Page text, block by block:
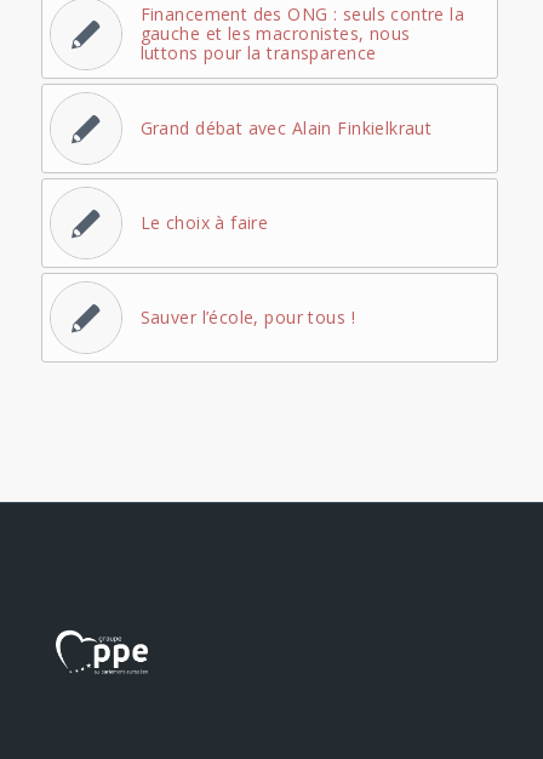
Financement des ONG : seuls contre la
gauche et les macronistes, nous
luttons pour la transparence
Grand débat avec Alain Finkielkraut
Le choix à faire
Sauver l’école, pour tous !